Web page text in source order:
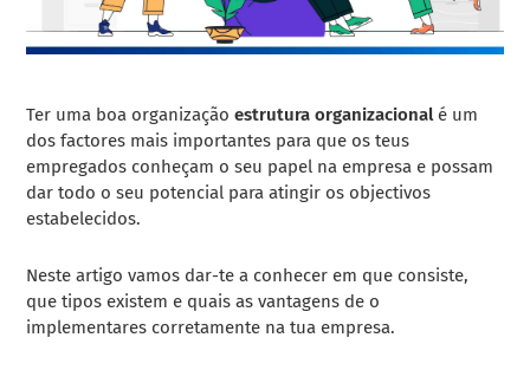
Ter uma boa organizaçãoestrutura organizacionalé um
dos factores mais importantes para que os teus
empregados conheçam o seu papel na empresa e possam
dar todo o seu potencial para atingir os objectivos
estabelecidos.
Neste artigo vamos dar-te a conhecer em que consiste,
que tipos existem e quais as vantagens de o
implementares corretamente na tua empresa.